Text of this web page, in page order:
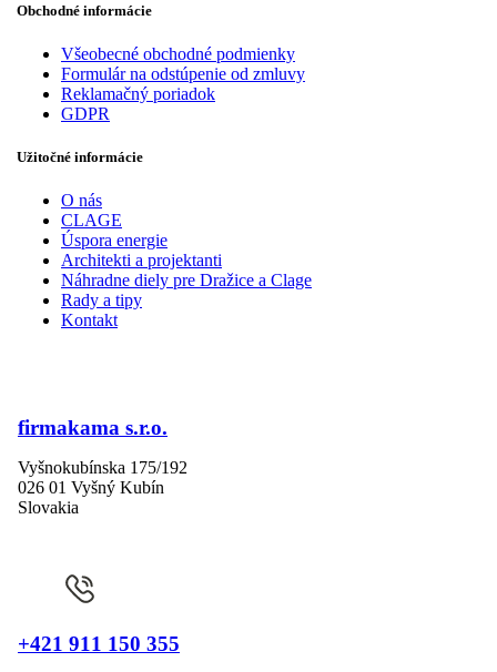
Obchodné informácie
Všeobecné obchodné podmienky
Formulár na odstúpenie od zmluvy
Reklamačný poriadok
GDPR
Užitočné informácie
O nás
CLAGE
Úspora energie
Architekti a projektanti
Náhradne diely pre Dražice a Clage
Rady a tipy
Kontakt
firmakama s.r.o.
Vyšnokubínska 175/192
026 01 Vyšný Kubín
Slovakia
+421 911 150 355